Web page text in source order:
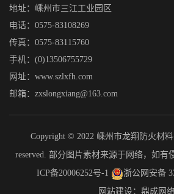
地址：嵊州市三江工业园区
电话：0575-83108269
传真：0575-83115760
手机：(0)13506755729
网址：www.szlxfh.com
邮箱：zxslongxiang@163.com
Copyright © 2022 嵊州市龙翔防火材
reserved. 部分图片素材来源于网络，如有
ICP备20006252号-1
浙公网安备
网站建设：鼎成网